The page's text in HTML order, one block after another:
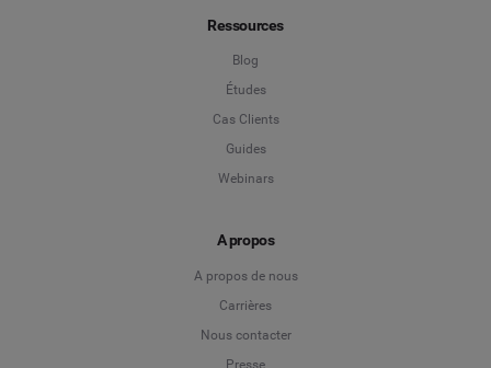
Ressources
Blog
Études
Cas Clients
Guides
Webinars
A propos
A propos de nous
Carrières
Nous contacter
Presse